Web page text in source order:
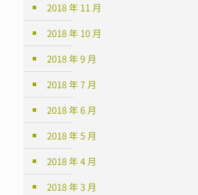
2018 年 11 月
2018 年 10 月
2018 年 9 月
2018 年 7 月
2018 年 6 月
2018 年 5 月
2018 年 4 月
2018 年 3 月